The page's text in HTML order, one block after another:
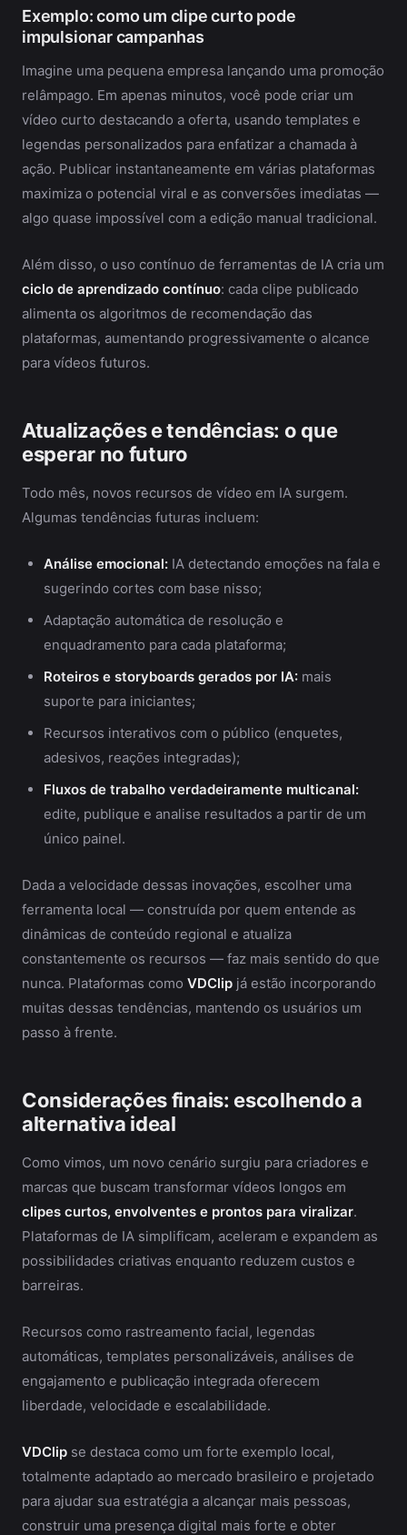
Exemplo: como um clipe curto pode
impulsionar campanhas
Imagine uma pequena empresa lançando uma promoção
relâmpago. Em apenas minutos, você pode criar um
vídeo curto destacando a oferta, usando templates e
legendas personalizados para enfatizar a chamada à
ação. Publicar instantaneamente em várias plataformas
maximiza o potencial viral e as conversões imediatas —
algo quase impossível com a edição manual tradicional.
Além disso, o uso contínuo de ferramentas de IA cria um
ciclo de aprendizado contínuo: cada clipe publicado
alimenta os algoritmos de recomendação das
plataformas, aumentando progressivamente o alcance
para vídeos futuros.
Atualizações e tendências: o que
esperar no futuro
Todo mês, novos recursos de vídeo em IA surgem.
Algumas tendências futuras incluem:
Análise emocional: IA detectando emoções na fala e
sugerindo cortes com base nisso;
Adaptação automática de resolução e
enquadramento para cada plataforma;
Roteiros e storyboards gerados por IA: mais
suporte para iniciantes;
Recursos interativos com o público (enquetes,
adesivos, reações integradas);
Fluxos de trabalho verdadeiramente multicanal:
edite, publique e analise resultados a partir de um
único painel.
Dada a velocidade dessas inovações, escolher uma
ferramenta local — construída por quem entende as
dinâmicas de conteúdo regional e atualiza
constantemente os recursos — faz mais sentido do que
nunca. Plataformas como VDClip já estão incorporando
muitas dessas tendências, mantendo os usuários um
passo à frente.
Considerações finais: escolhendo a
alternativa ideal
Como vimos, um novo cenário surgiu para criadores e
marcas que buscam transformar vídeos longos em
clipes curtos, envolventes e prontos para viralizar.
Plataformas de IA simplificam, aceleram e expandem as
possibilidades criativas enquanto reduzem custos e
barreiras.
Recursos como rastreamento facial, legendas
automáticas, templates personalizáveis, análises de
engajamento e publicação integrada oferecem
liberdade, velocidade e escalabilidade.
VDClip se destaca como um forte exemplo local,
totalmente adaptado ao mercado brasileiro e projetado
para ajudar sua estratégia a alcançar mais pessoas,
construir uma presença digital mais forte e obter